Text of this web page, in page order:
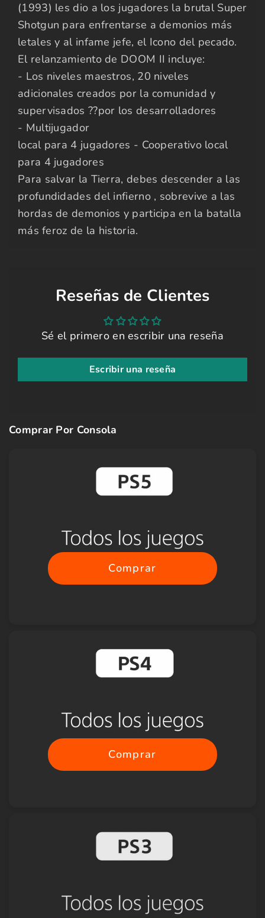
(1993) les dio a los jugadores la brutal Super
Shotgun para enfrentarse a demonios más
letales y al infame jefe, el Icono del pecado.
El relanzamiento de DOOM II incluye:
- Los niveles maestros, 20 niveles
adicionales creados por la comunidad y
supervisados ??por los desarrolladores
- Multijugador
local para 4 jugadores - Cooperativo local
para 4 jugadores
Para salvar la Tierra, debes descender a las
profundidades del infierno , sobrevive a las
hordas de demonios y participa en la batalla
más feroz de la historia.
Reseñas de Clientes
Sé el primero en escribir una reseña
Escribir una reseña
Comprar Por Consola
Comprar
Comprar